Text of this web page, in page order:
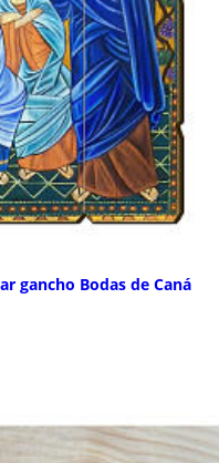
gancho Bodas de Caná